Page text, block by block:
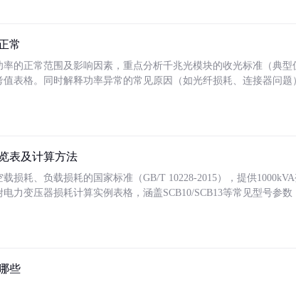
常
的正常范围及影响因素，重点分析千兆光模块的收光标准（典型
表格。同时解释功率异常的常见原因（如光纤损耗、连接器问
表及计算方法
损耗、负载损耗的国家标准（GB/T 10228-2015），提供
力变压器损耗计算实例表格，涵盖SCB10/SCB13等常见型号参
些